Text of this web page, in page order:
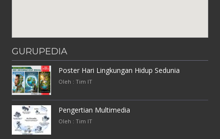
GURUPEDIA
Poster Hari Lingkungan Hidup Sedunia
Oleh : Tim IT
Pengertian Multimedia
Oleh : Tim IT